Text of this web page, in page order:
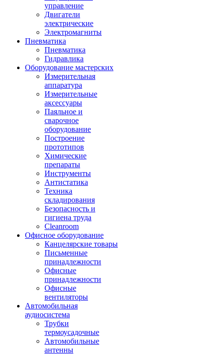
управление
Двигатели
электрические
Электромагниты
Пневматика
Пневматика
Гидравлика
Оборудование мастерских
Измерительная
аппаратура
Измерительные
аксессуары
Паяльное и
сварочное
оборудование
Построение
прототипов
Химические
препараты
Инструменты
Aнтистатика
Техника
складирования
Безопасность и
гигиена труда
Cleanroom
Офисное оборудование
Канцелярские товары
Письменные
принадлежности
Офисные
принадлежности
Офисные
вентиляторы
Автомобильная
аудиосистема
Трубки
термоусадочные
Автомобильные
антенны